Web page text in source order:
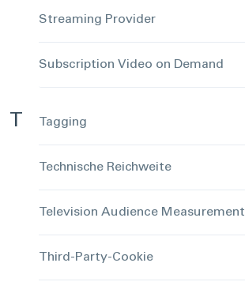
Streaming Provider
Subscription Video on Demand
T Tagging
Technische Reichweite
Television Audience Measurement
Third-Party-Cookie